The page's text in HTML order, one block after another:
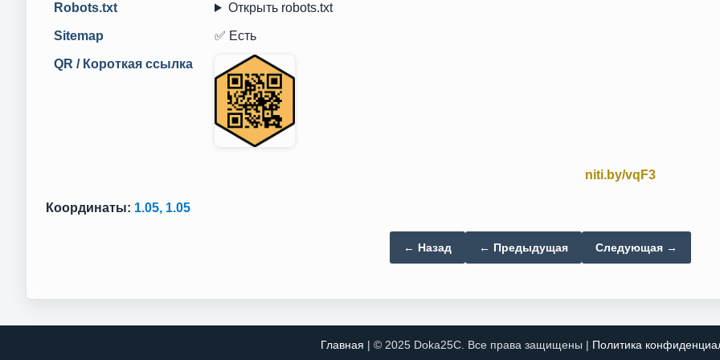
Robots.txt Открыть robots.txt
Sitemap ✅ Есть
QR / Короткая ссылка
niti.by/vqF3
Координаты: 1.05, 1.05
← Назад ← Предыдущая Следующая →
Главная | © 2025 Doka25C. Все права защищены | Политика